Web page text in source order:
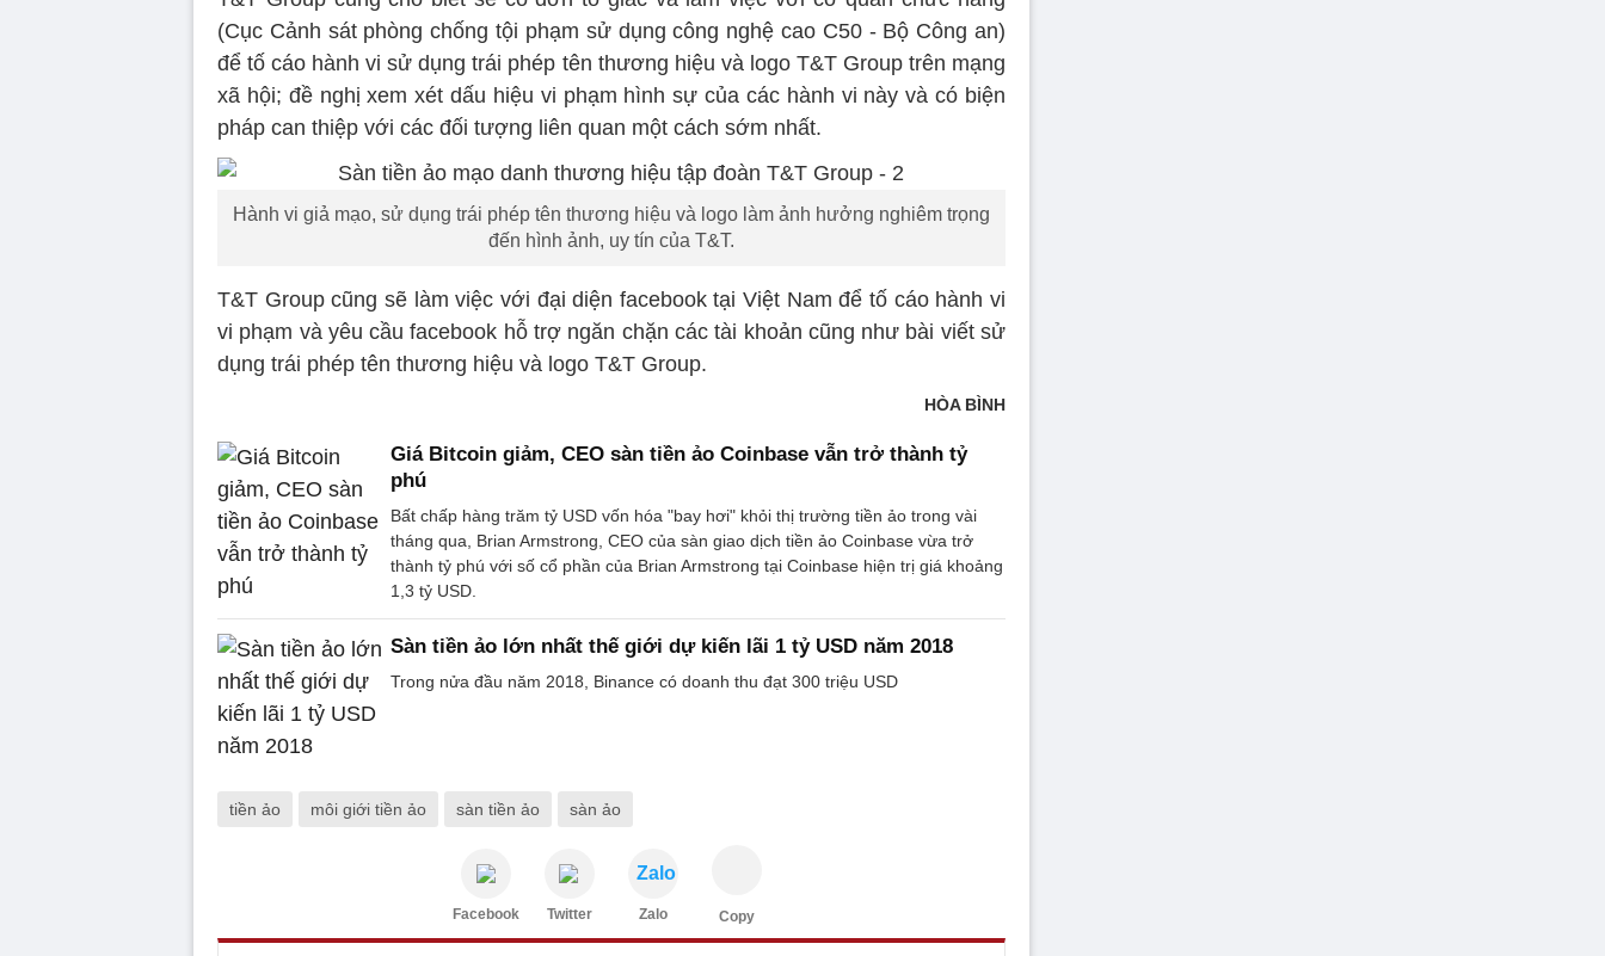
(Cục Cảnh sát phòng chống tội phạm sử dụng công nghệ cao C50 - Bộ Công an)
để tố cáo hành vi sử dụng trái phép tên thương hiệu và logo T&T Group trên mạng
xã hội; đề nghị xem xét dấu hiệu vi phạm hình sự của các hành vi này và có biện
pháp can thiệp với các đối tượng liên quan một cách sớm nhất.
Hành vi giả mạo, sử dụng trái phép tên thương hiệu và logo làm ảnh hưởng nghiêm trọng
đến hình ảnh, uy tín của T&T.
T&T Group cũng sẽ làm việc với đại diện facebook tại Việt Nam để tố cáo hành vi
vi phạm và yêu cầu facebook hỗ trợ ngăn chặn các tài khoản cũng như bài viết sử
dụng trái phép tên thương hiệu và logo T&T Group.
HÒA BÌNH
Giá Bitcoin giảm, CEO sàn tiền ảo Coinbase vẫn trở thành tỷ
phú
Bất chấp hàng trăm tỷ USD vốn hóa "bay hơi" khỏi thị trường tiền ảo trong vài
tháng qua, Brian Armstrong, CEO của sàn giao dịch tiền ảo Coinbase vừa trở
thành tỷ phú với số cổ phần của Brian Armstrong tại Coinbase hiện trị giá khoảng
1,3 tỷ USD.
Sàn tiền ảo lớn nhất thế giới dự kiến lãi 1 tỷ USD năm 2018
Trong nửa đầu năm 2018, Binance có doanh thu đạt 300 triệu USD
tiền ảo môi giới tiền ảo sàn tiền ảo sàn ảo
Facebook Twitter
Zalo
Zalo Copy